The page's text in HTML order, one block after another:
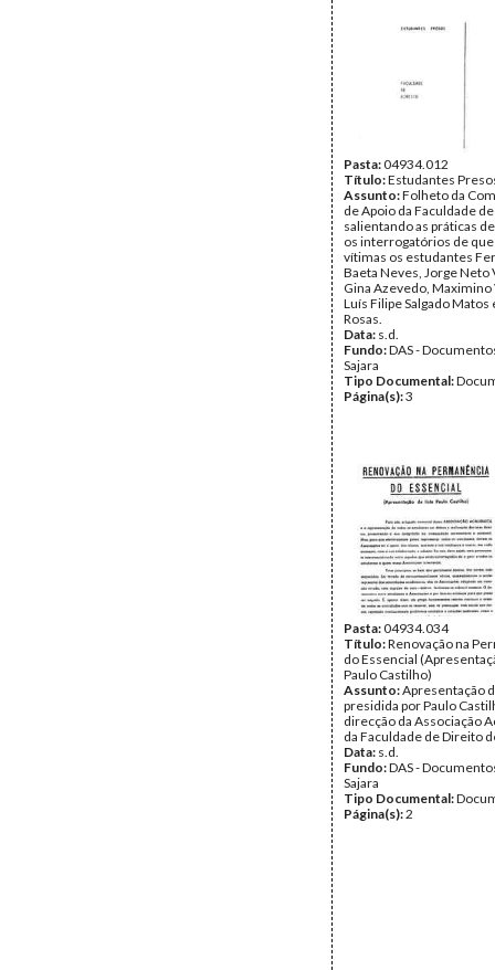
Pasta:04934.012
Título:Estudantes
Assunto:Folheto da
de Apoio da Faculdade
salientando as práticas
os interrogatórios de
vítimas os estudantes
Baeta Neves, Jorge Neto
Gina Azevedo, Maximino
Luís Filipe Salgado Matos
Rosas.
Data: s.d.
Fundo:DAS -
Sajara
Tipo Documental:
Página(s):3
Pasta:04934.034
Título:Renovação na
do Essencial
Paulo Castilho)
Assunto:Apresentação
presidida por Paulo
direcção da Associação
da Faculdade de Direito
Data: s.d.
Fundo:DAS -
Sajara
Tipo Documental:
Página(s):2